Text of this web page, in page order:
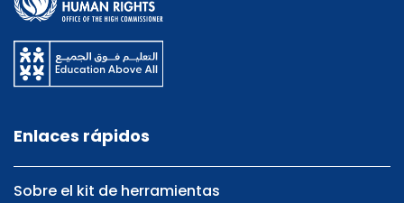
Enlaces rápidos
Sobre el kit de herramientas